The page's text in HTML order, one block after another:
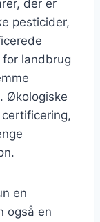
der er
pesticider,
for landbrug
Økologiske
en
også en